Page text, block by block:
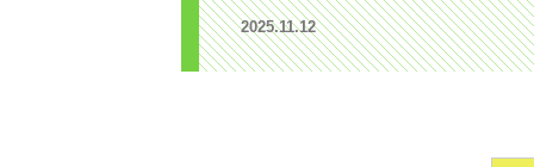
2025.11.12